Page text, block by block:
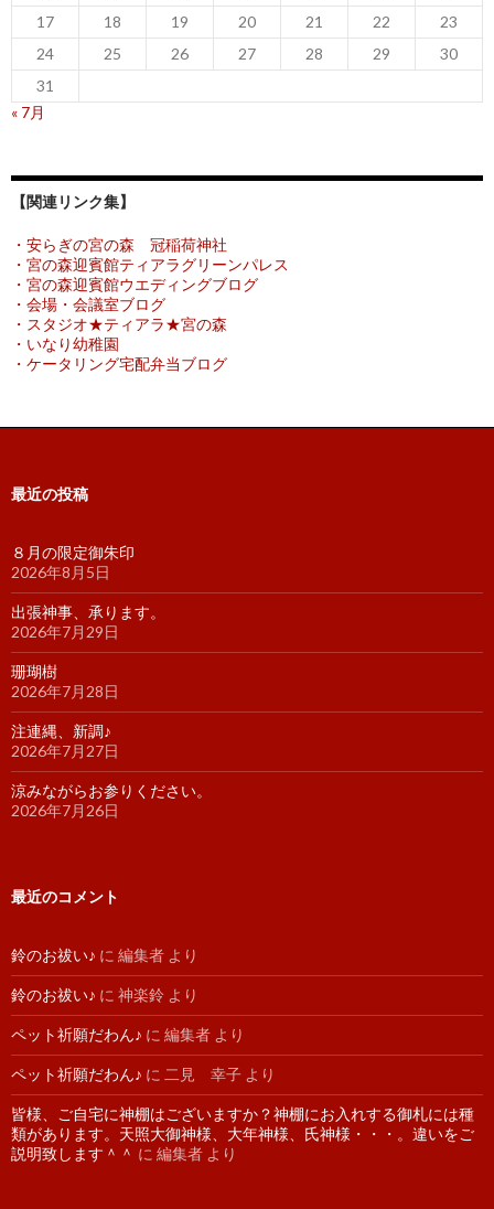
17
18 19 20 21 22
23
24
25 26 27 28 29
30
31
« 7月
【関連リンク集】
・安らぎの宮の森 冠稲荷神社
・宮の森迎賓館ティアラグリーンパレス
・宮の森迎賓館ウエディングブログ
・会場・会議室ブログ
・スタジオ★ティアラ★宮の森
・いなり幼稚園
・ケータリング宅配弁当ブログ
最近の投稿
８月の限定御朱印
2026年8月5日
出張神事、承ります。
2026年7月29日
珊瑚樹
2026年7月28日
注連縄、新調♪
2026年7月27日
涼みながらお参りください。
2026年7月26日
最近のコメント
鈴のお祓い♪ に 編集者 より
鈴のお祓い♪ に 神楽鈴 より
ペット祈願だわん♪ に 編集者 より
ペット祈願だわん♪ に 二見 幸子 より
皆様、ご自宅に神棚はございますか？神棚にお入れする御札には種
類があります。天照大御神様、大年神様、氏神様・・・。違いをご
説明致します＾＾ に 編集者 より